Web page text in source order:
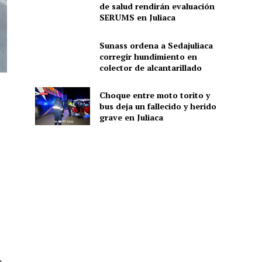
de salud rendirán evaluación
SERUMS en Juliaca
Sunass ordena a Sedajuliaca
corregir hundimiento en
colector de alcantarillado
Choque entre moto torito y
bus deja un fallecido y herido
grave en Juliaca